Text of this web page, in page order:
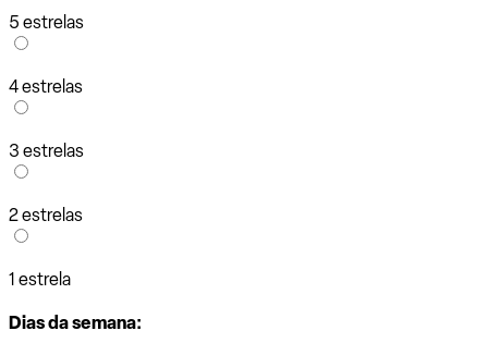
5 estrelas
4 estrelas
3 estrelas
2 estrelas
1 estrela
Dias da semana: